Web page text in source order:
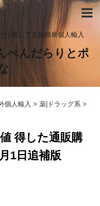
得してる超簡単個人輸入
べんだらりとポ
個人輸入 > 薬|ドラッグ系 >
得した通販購
1日追補版